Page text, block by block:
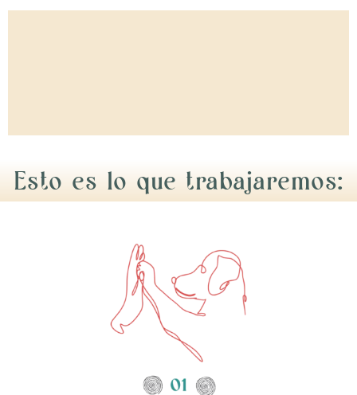
Esto es lo que trabajaremos: